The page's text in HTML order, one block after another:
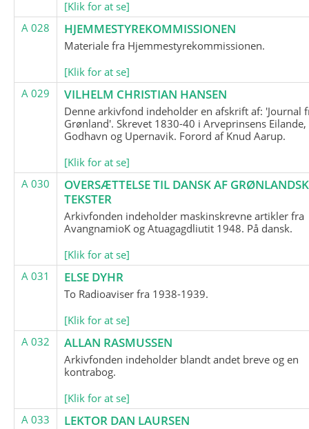
[Klik for at se]
A 028
HJEMMESTYREKOMMISSIONEN
Materiale fra Hjemmestyrekommissionen.
[Klik for at se]
A 029
VILHELM CHRISTIAN HANSEN
Denne arkivfond indeholder en afskrift af: 'Journal
Grønland'. Skrevet 1830-40 i Arveprinsens Eilande,
Godhavn og Upernavik. Forord af Knud Aarup.
[Klik for at se]
A 030
OVERSÆTTELSE TIL DANSK AF
TEKSTER
Arkivfonden indeholder maskinskrevne artikler fra
AvangnamioK og Atuagagdliutit 1948. På dansk.
[Klik for at se]
A 031
ELSE DYHR
To Radioaviser fra 1938-1939.
[Klik for at se]
A 032
ALLAN RASMUSSEN
Arkivfonden indeholder blandt andet breve og en
kontrabog.
[Klik for at se]
A 033
LEKTOR DAN LAURSEN